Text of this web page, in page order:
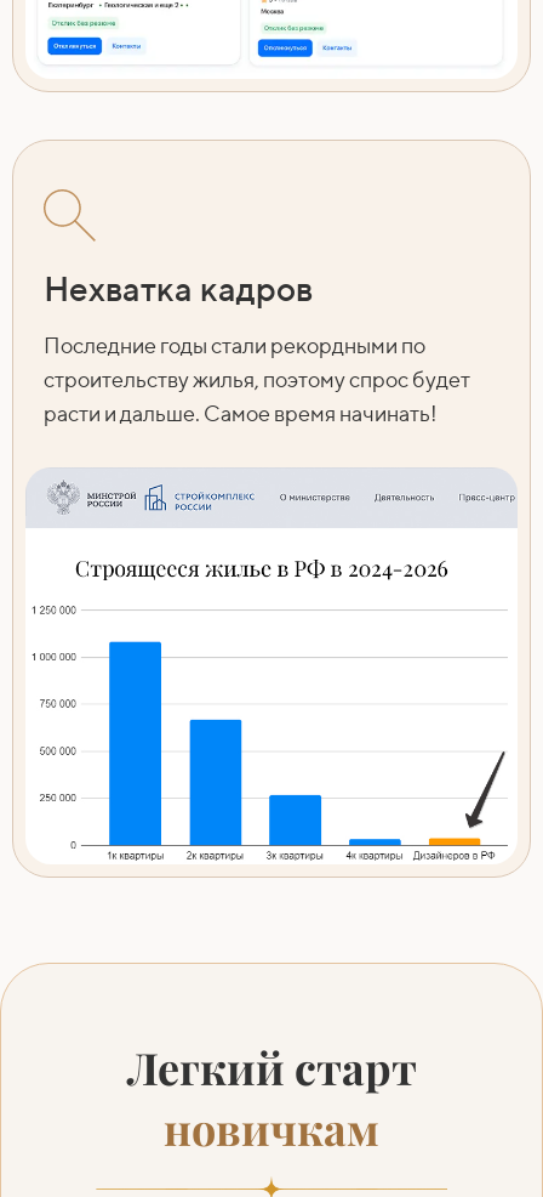
Нехватка кадров
Последние годы стали рекордными по
строительству жилья, поэтому спрос будет
расти и дальше. Самое время начинать!
Легкий старт
новичкам